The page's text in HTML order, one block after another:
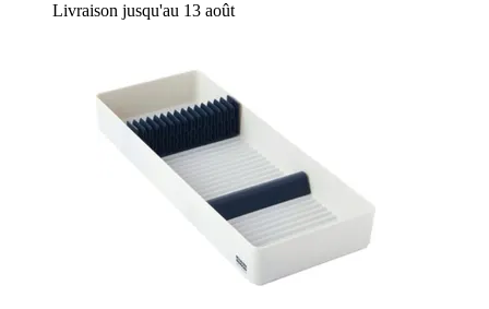
Livraison jusqu'au 13 août